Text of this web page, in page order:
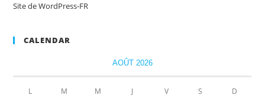
Site de WordPress-FR
CALENDAR
AOÛT 2026
L M M J V S D